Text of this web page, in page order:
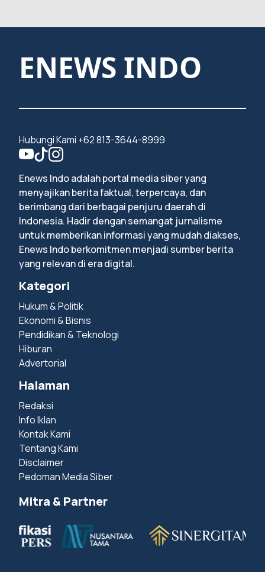
ENEWS INDO
Hubungi Kami +62 813-3644-8999
Enews Indo adalah portal media siber yang
menyajikan berita faktual, terpercaya, dan
berimbang dari berbagai penjuru daerah di
Indonesia. Hadir dengan semangat jurnalisme
untuk memberikan informasi yang mudah diakses,
Enews Indo berkomitmen menjadi sumber berita
yang relevan di era digital.
Kategori
Hukum & Politik
Ekonomi & Bisnis
Pendidikan & Teknologi
Hiburan
Advertorial
Halaman
Redaksi
Info Iklan
Kontak Kami
Tentang Kami
Disclaimer
Pedoman Media Siber
Mitra & Partner